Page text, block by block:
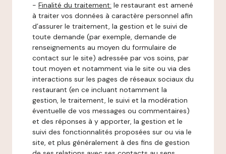
- Finalité du traitement: le restaurant est amené
à traiter vos données à caractère personnel afin
d’assurer le traitement, la gestion et le suivi de
toute demande (par exemple, demande de
renseignements au moyen du formulaire de
contact sur le site) adressée par vos soins, par
tout moyen et notamment via le site ou via des
interactions sur les pages de réseaux sociaux du
restaurant (en ce incluant notamment la
gestion, le traitement, le suivi et la modération
éventuelle de vos messages ou commentaires)
et des réponses à y apporter, la gestion et le
suivi des fonctionnalités proposées sur ou via le
site, et plus généralement à des fins de gestion